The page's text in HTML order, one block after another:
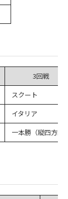
3回戦
スクート
イタリア
一本勝（縦四方固